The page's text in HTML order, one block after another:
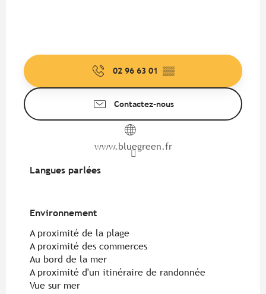
02 96 63 01 ▒▒
Contactez-nous
www.bluegreen.fr
Langues parlées
Langues parlées
Environnement
Environnement
A proximité de la plage
A proximité des commerces
Au bord de la mer
A proximité d'un itinéraire de randonnée
Vue sur mer